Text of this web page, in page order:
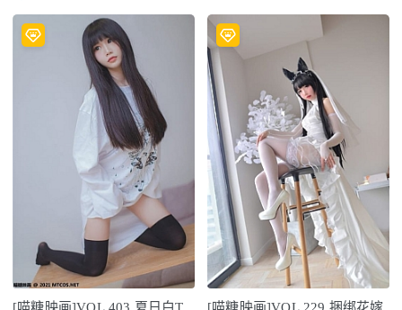
[喵糖映画]VOL.403 夏日白T [喵糖映画]VOL.229 捆绑花嫁